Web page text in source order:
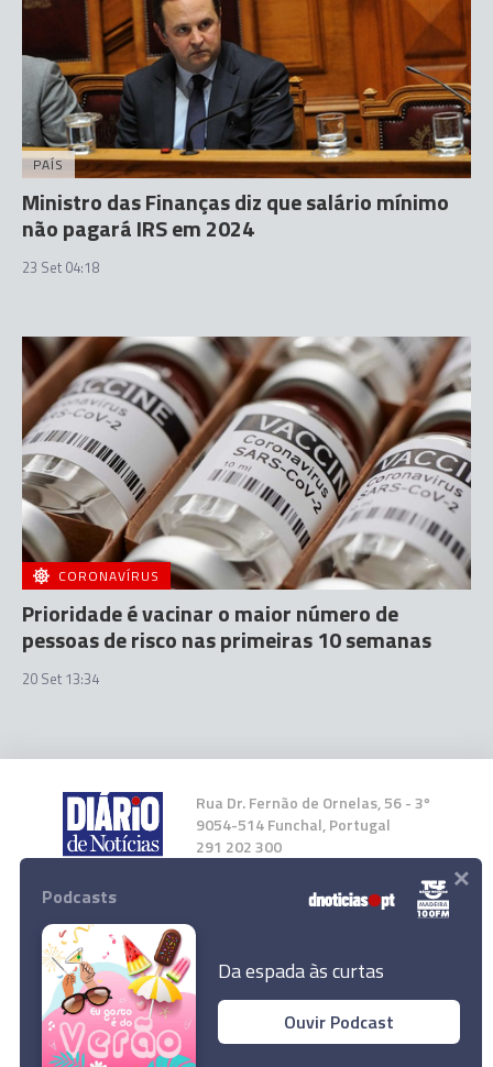
Os madeirenses são a nossa prioridade
PAÍS
Ministro das Finanças diz que salário mínimo
não pagará IRS em 2024
23 Set 04:18
CORONAVÍRUS
Prioridade é vacinar o maior número de
pessoas de risco nas primeiras 10 semanas
20 Set 13:34
Rua Dr. Fernão de Ornelas, 56 - 3º
9054-514 Funchal, Portugal
291 202 300
Instale a nossa App
© 2023 Empresa Diário de Notícias, Lda.
Podcasts
Da espada às curtas
Ouvir Podcast
×